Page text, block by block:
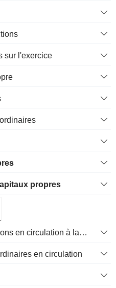
sur l'exercice
propres
ECS Nombre total d'actions en circulation à la date de dépôt
en circulation